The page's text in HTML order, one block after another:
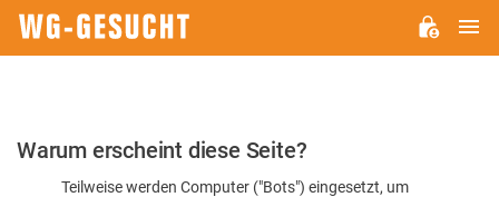
Bitte
Warum erscheint diese Seite?
Teilweise werden Computer ("Bots") eingesetzt, um